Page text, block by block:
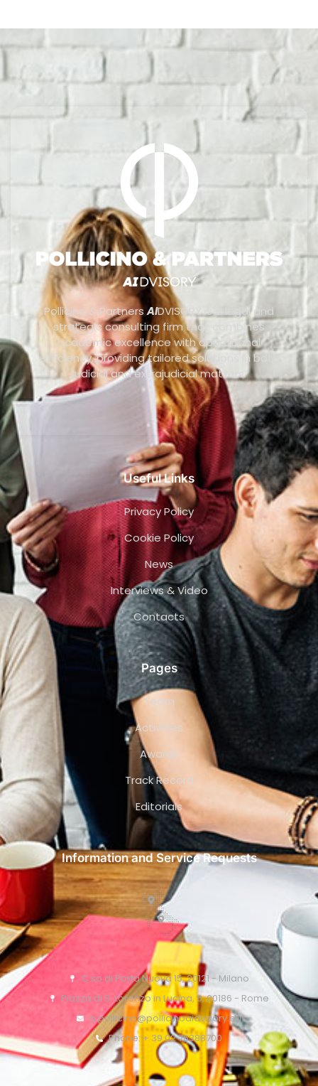
Pollicino & PartnersAIDVISORY is a legal and
strategic consulting firm that combines
academic excellence with operational
efficiency, providing tailored solutions in both
judicial and extrajudicial matters.
Useful Links
Privacy Policy
Cookie Policy
News
Interviews & Video
Contacts
Pages
Team
Activities
Awards
Track Record
Editorials
Information and Service Requests
C.so di Porta Nuova 15, 20121 - Milano
Piazza di S. Lorenzo in Lucina, 6, 00186 - Rome
o.pollicino@pollicinoaidvisory.eu
Phone: + 39 02 76388700